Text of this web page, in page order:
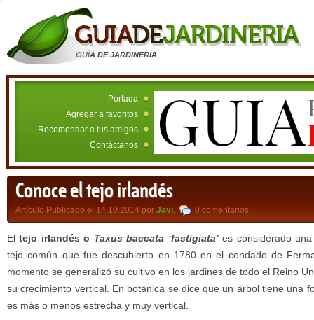
GUÍA DE JARDINERÍA
Portada
Agregar a favoritos
Recomendar a tus amigos
Contáctanos
Conoce el tejo irlandés
Artículo Publicado el 14.10.2014 por Javi, 0 comentarios
Eltejo irlandés o Taxus baccata ‘fastigiata’ es considerado
tejo común que fue descubierto en 1780 en el condado de
momento se generalizó su cultivo en los jardines de todo el Reino
su crecimiento vertical. En botánica se dice que un árbol tiene una
es más o menos estrecha y muy vertical.